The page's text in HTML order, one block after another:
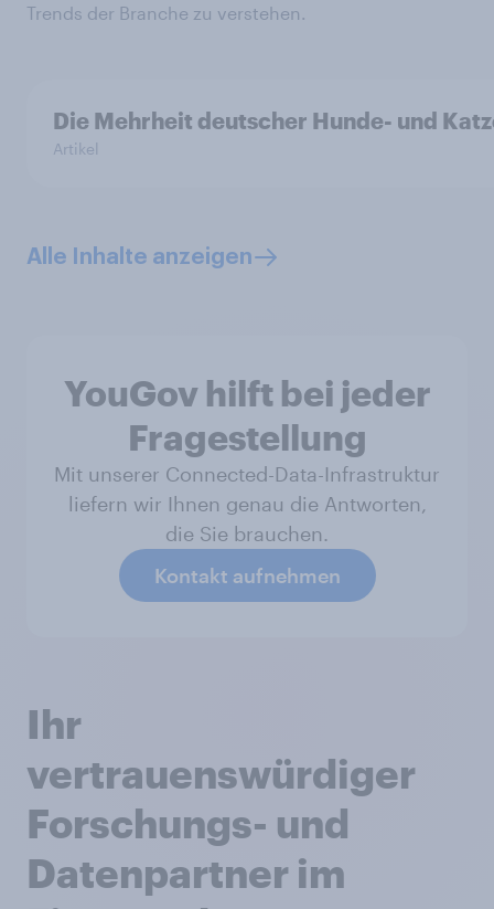
Trends der Branche zu verstehen.
Die Mehrheit deutscher Hunde- und
Artikel
Alle Inhalte anzeigen
YouGov hilft bei jeder
Fragestellung
Mit unserer Connected-Data-Infrastruktur
liefern wir Ihnen genau die Antworten,
die Sie brauchen.
Kontakt aufnehmen
Ihr
vertrauenswürdiger
Forschungs- und
Datenpartner im